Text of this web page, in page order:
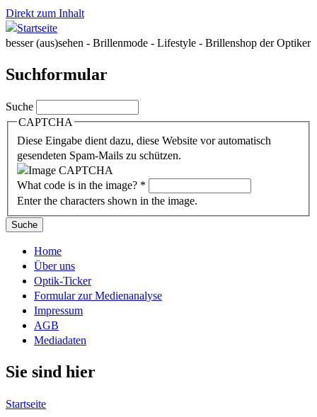
Direkt zum Inhalt
besser (aus)sehen - Brillenmode - Lifestyle - Brillenshop der Optiker
Suchformular
Suche
CAPTCHA
Diese Eingabe dient dazu, diese Website vor automatisch
gesendeten Spam-Mails zu schützen.
What code is in the image? *
Enter the characters shown in the image.
Home
Über uns
Optik-Ticker
Formular zur Medienanalyse
Impressum
AGB
Mediadaten
Sie sind hier
Startseite